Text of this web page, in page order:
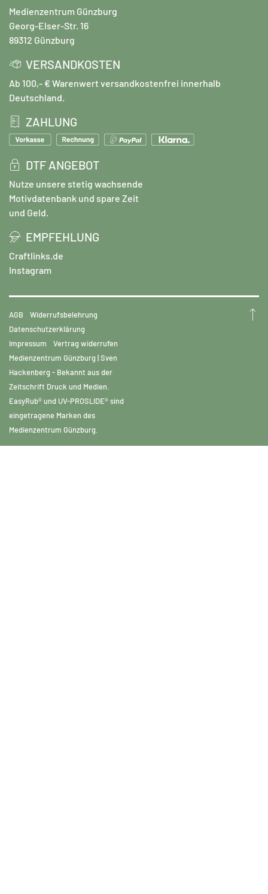
Medienzentrum Günzburg
Georg-Elser-Str. 16
89312 Günzburg
VERSANDKOSTEN
Ab 100,- € Warenwert versandkostenfrei innerhalb
Deutschland.
ZAHLUNG
DTF ANGEBOT
Nutze unsere stetig wachsende
Motivdatenbank und spare Zeit
und Geld.
EMPFEHLUNG
Craftlinks.de
Instagram
AGB
Widerrufsbelehrung
Datenschutzerklärung
Impressum
Vertrag widerrufen
Medienzentrum Günzburg | Sven
Hackenberg - Bekannt aus der
Zeitschrift Druck und Medien.
EasyRub® und UV-PROSLIDE® sind
eingetragene Marken des
Medienzentrum Günzburg.